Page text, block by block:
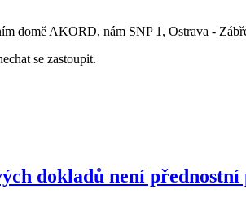
domě AKORD, nám SNP 1, Ostrava -
se zastoupit.
dokladů není přednostní